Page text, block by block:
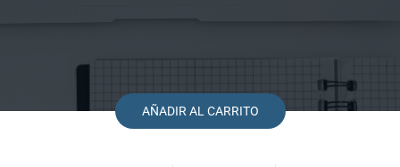
AÑADIR AL CARRITO